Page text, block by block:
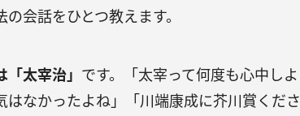
の会話をひとつ教えます。
「太宰治」 です。「太宰って何度も心中しよ
はなかったよね」「川端康成に芥川賞くだ